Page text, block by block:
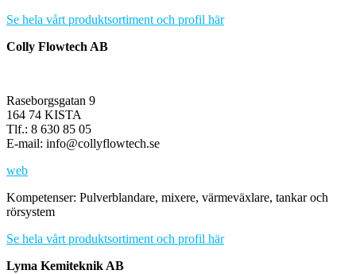
Se hela vårt produktsortiment och profil här
Colly Flowtech AB
Raseborgsgatan 9
164 74 KISTA
Tlf.: 8 630 85 05
E-mail: info@collyflowtech.se
web
Kompetenser: Pulverblandare, mixere, värmeväxlare, tankar och
rörsystem
Se hela vårt produktsortiment och profil här
Lyma Kemiteknik AB